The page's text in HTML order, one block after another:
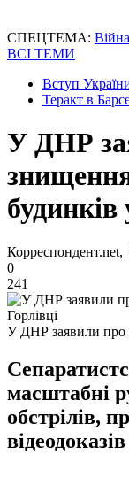
СПЕЦТЕМА:
ВСІ ТЕМИ
Вступ
Теракт в
У ДНР
будинків
Корреспондент.net,
0
241
У ДНР заявили про
масштабні
обстрілів,